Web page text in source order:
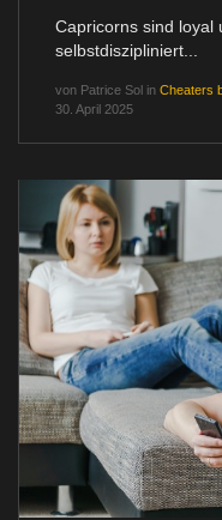
Capricorns sind loyal
selbstdiszipliniert...
von Patrice Sol in Cheaters
30. April 2025